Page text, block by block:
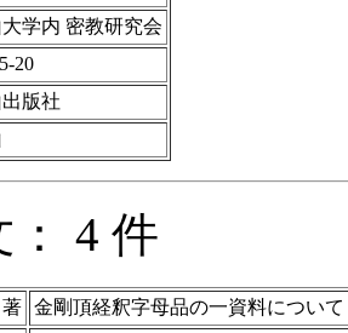
学内 密教研究会
20
版社
： 4 件
著 金剛頂経釈字母品の一資料について